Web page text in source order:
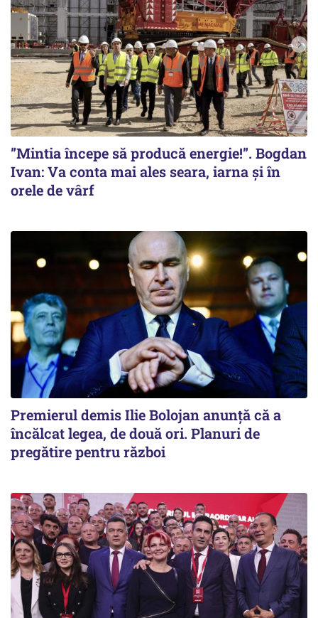
”Mintia începe să producă energie!”. Bogdan
Ivan: Va conta mai ales seara, iarna și în
orele de vârf
Premierul demis Ilie Bolojan anunță că a
încălcat legea, de două ori. Planuri de
pregătire pentru război